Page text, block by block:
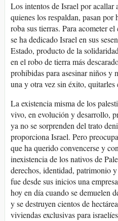
Los intentos de Israel por acallar
quienes los respaldan, pasan
roba sus tierras. Para acometer
se ha dedicado Israel en sus
Estado, producto de la
en el robo de tierra más
prohibidas para asesinar niños y
una y otra vez sin éxito, quitarles
La existencia misma de los
vivo, en evolución y desarrollo,
ya no se sorprenden del trato
proporciona Israel. Pero
que ha querido convencerse y
inexistencia de los nativos de
derechos, identidad, patrimonio
fue desde sus inicios una
hoy en día cuando se demuelen
y se destruyen cientos de
viviendas exclusivas para